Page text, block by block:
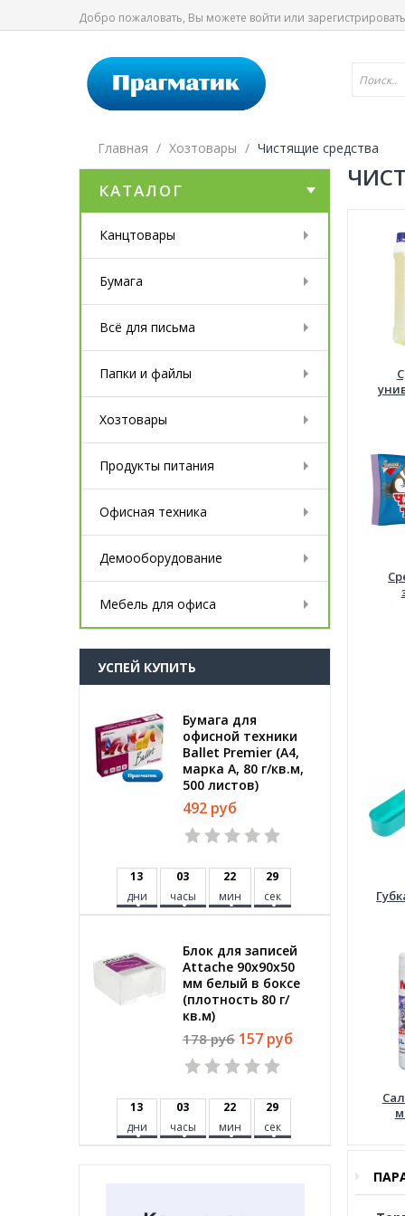
Добро пожаловать, Вы можете войти или
Главная Хозтовары Чистящие средства
КАТАЛОГ
Канцтовары
Бумага
Всё для письма
Папки и файлы
Хозтовары
Продукты питания
Офисная техника
Демооборудование
Мебель для офиса
УСПЕЙ КУПИТЬ
Бумага для
офисной техники
Ballet Premier (А4,
марка A, 80 г/кв.м,
500 листов)
492 руб
13
дни
03
часы
22
мин
28
сек
Блок для записей
Attache 90x90x50
мм белый в боксе
(плотность 80 г/
кв.м)
178 руб 157 руб
13
дни
03
часы
22
мин
28
сек